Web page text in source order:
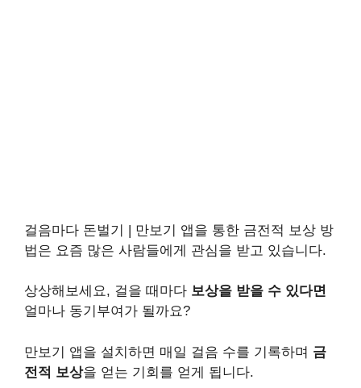
걸음마다 돈벌기 | 만보기 앱을 통한 금전적 보상 방
법은 요즘 많은 사람들에게 관심을 받고 있습니다.
상상해보세요, 걸을 때마다 보상을 받을 수 있다면
얼마나 동기부여가 될까요?
만보기 앱을 설치하면 매일 걸음 수를 기록하며 금
전적 보상을 얻는 기회를 얻게 됩니다.